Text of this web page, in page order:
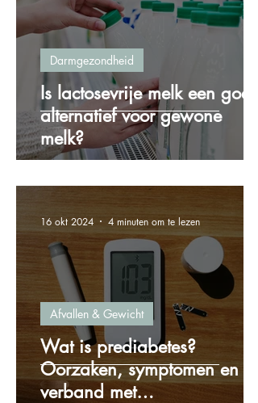
Is lactosevrije melk een goed
alternatief voor gewone
melk?
Darmgezondheid
Wat is prediabetes?
Oorzaken, symptomen en het
verband met
Afvallen & Gewicht
16 okt 2024 4 minuten om te lezen